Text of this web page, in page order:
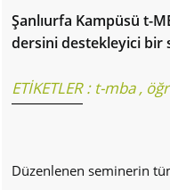
Şanlıurfa Kampüsü t-
dersini destekleyici bir
ETİKETLER : t-mba,
Düzenlenen seminerin